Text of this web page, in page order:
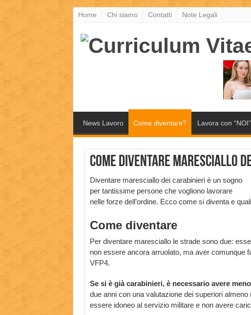
Home Chi siamo Contatti Note Legali
News Lavoro Come diventare? Lavora con “NOI”
Come diventare maresciallo
Diventare maresciallo dei carabinieri è un sogno
per tantissime persone che vogliono lavorare
nelle forze dell’ordine. Ecco come si diventa e
Come diventare
Per diventare maresciallo le strade sono due:
non essere ancora arruolato, ma aver comunque
VFP4.
Se si è già carabinieri, è necessario avere
due anni con una valutazione dei superiori
essere idoneo al servizio militare e non avere